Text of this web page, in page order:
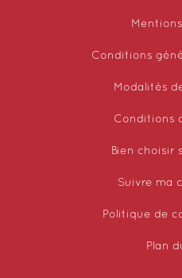
Conditions
Modalités
Conditions
Bien choisir
Suivre ma
Politique de
Plan